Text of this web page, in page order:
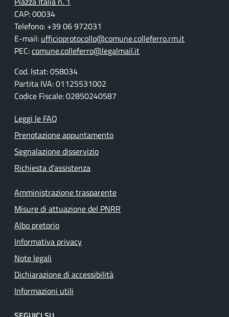
CAP: 00034
Telefono: +39 06 972031
E-mail: ufficioprotocollo@comune.colleferro.rm.it
PEC:comune.colleferro@legalmail.it
Cod. Istat: 058034
Partita IVA: 01125531002
Codice Fiscale: 02850240587
Leggi le FAQ
Prenotazione appuntamento
Segnalazione disservizio
Richiesta d'assistenza
Amministrazione trasparente
Misure di attuazione del PNRR
Albo pretorio
Informativa privacy
Note legali
Dichiarazione di accessibilità
Informazioni utili